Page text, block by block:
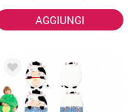
AGGIUNGI